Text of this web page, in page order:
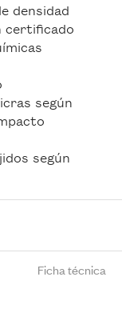
densidad
certificado
según
según
Ficha técnica